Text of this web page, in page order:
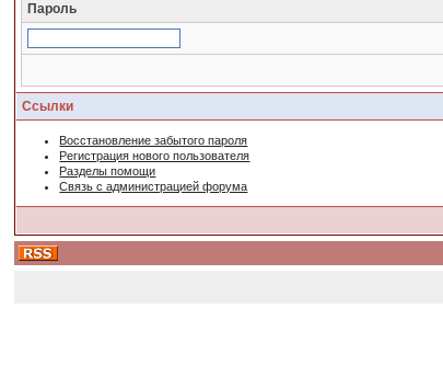
Пароль
Ссылки
Восстановление забытого пароля
Регистрация нового пользователя
Разделы помощи
Связь с администрацией форума